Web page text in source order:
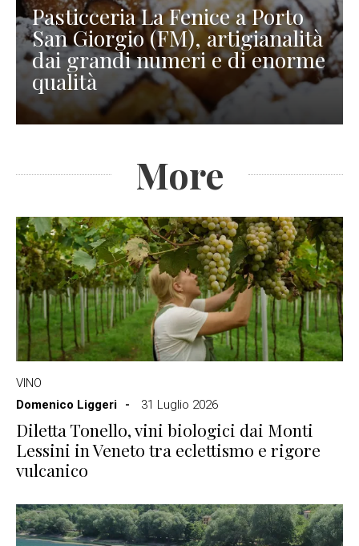
Pasticceria La Fenice a Porto
San Giorgio (FM), artigianalità
dai grandi numeri e di enorme
qualità
More
VINO
Domenico Liggeri
31 Luglio 2026
Diletta Tonello, vini biologici dai Monti
Lessini in Veneto tra eclettismo e rigore
vulcanico